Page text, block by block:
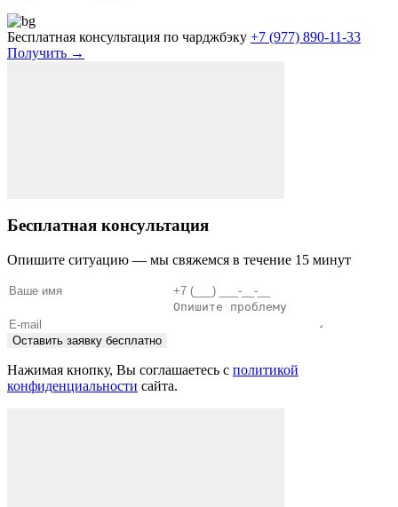
Бесплатная консультация по чарджбэку +7 (977) 890-11-33
Получить →
Бесплатная консультация
Опишите ситуацию — мы свяжемся в течение 15 минут
Оставить заявку бесплатно
Нажимая кнопку, Вы соглашаетесь с политикой
конфиденциальности сайта.